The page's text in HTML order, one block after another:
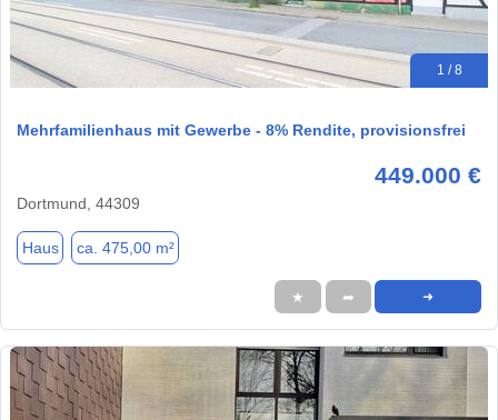
1 / 8
Mehrfamilienhaus mit Gewerbe - 8% Rendite, provisionsfrei
449.000 €
Dortmund, 44309
Haus ca. 475,00 m²
★ ➦ ➜